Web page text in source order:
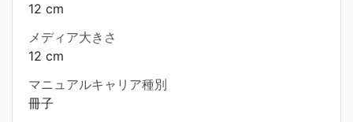
12 cm
メディア大きさ
12 cm
マニュアルキャリア種別
冊子